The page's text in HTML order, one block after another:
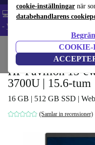
cookie-inställningar när
databehandlarens
💻 Extra 5% rabatt på alla
- Villkor
Laptops HP
HP Pavilion 15-
3700U | 15.6-tum
16 GB | 512 GB SSD |
(Samlar in recensioner)